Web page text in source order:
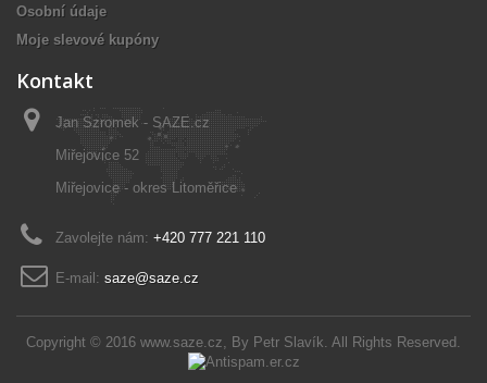
Copyright © 2016 www.saze.cz, By Petr Slavík. All Rights Reserved.
Osobní údaje
Moje slevové kupóny
Kontakt
Jan Szromek - SAZE.cz
Miřejovice 52
Miřejovice - okres Litoměřice
Zavolejte nám: +420 777 221 110
E-mail: saze@saze.cz